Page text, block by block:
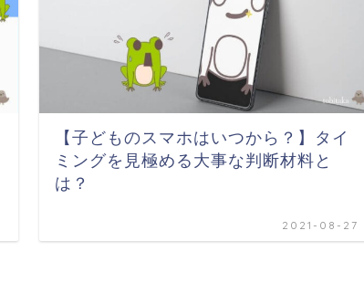
【子どものスマホはいつから？】タイ
ミングを見極める大事な判断材料と
は？
2021-08-27